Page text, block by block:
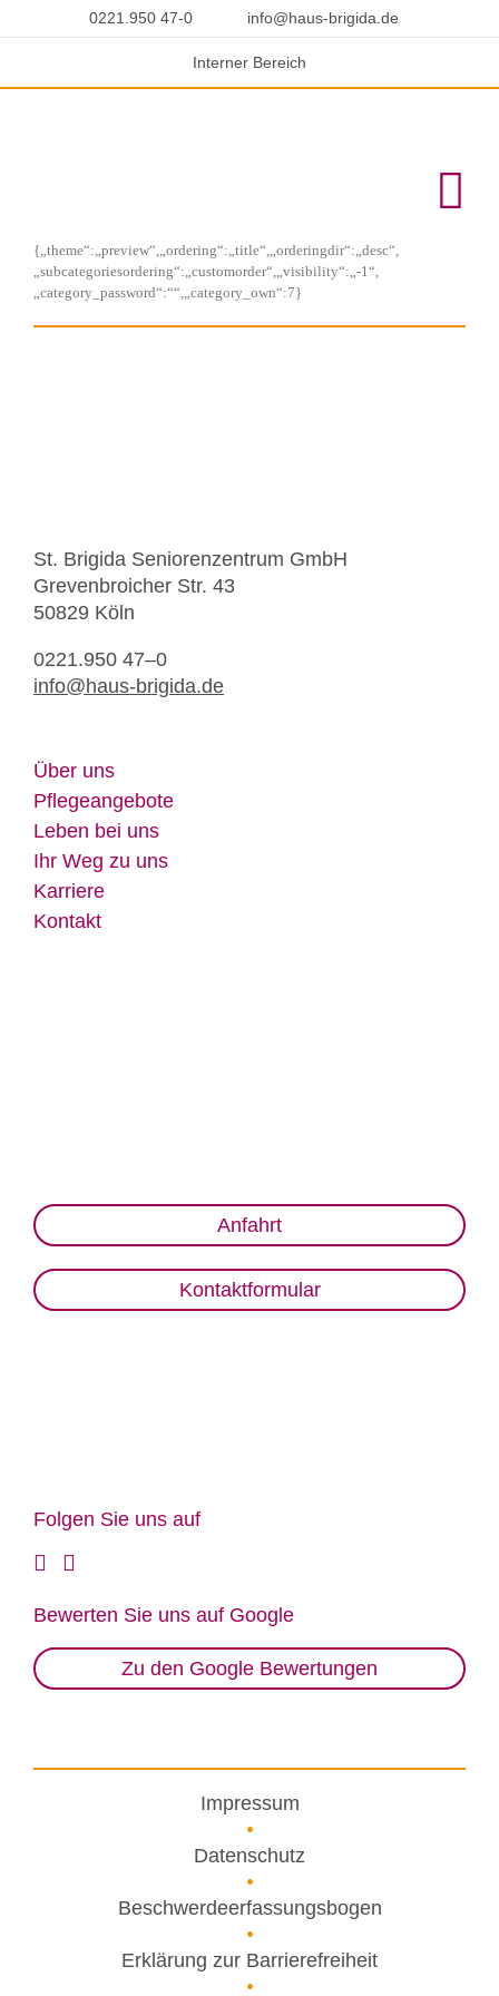
0221.950 47-0 info@haus-brigida.de
In­ter­ner Be­reich
{„theme“:„preview“,„ordering“:„title“,„orderingdir“:„desc“,
„subcategoriesordering“:„customorder“,„visibility“:„-1“,
„category_password“:““,„category_own“:7}
St. Bri­gi­da Se­nio­ren­zen­trum GmbH
Gre­ven­broi­cher Str. 43
50829 Köln
0221.950 47–0
info@​haus-​brigida.​de
Über uns
Pfle­ge­an­ge­bo­te
Le­ben bei uns
Ihr Weg zu uns
Kar­rie­re
Kon­takt
Anfahrt
Kontaktformular
Fol­gen Sie uns auf
Be­wer­ten Sie uns auf Goog­le
Zu den Google Bewertungen
Impressum
Datenschutz
Beschwerdeerfassungsbogen
Erklärung zur Barrierefreiheit